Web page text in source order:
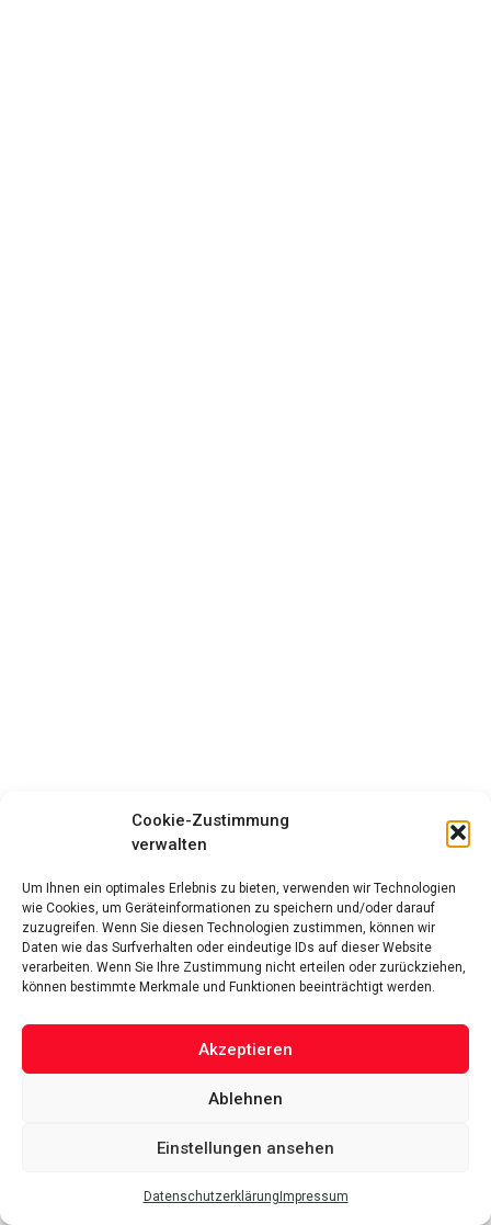
Cookie-Zustimmung
verwalten
Um Ihnen ein optimales Erlebnis zu bieten, verwenden wir Technologien
wie Cookies, um Geräteinformationen zu speichern und/oder darauf
zuzugreifen. Wenn Sie diesen Technologien zustimmen, können wir
Daten wie das Surfverhalten oder eindeutige IDs auf dieser Website
verarbeiten. Wenn Sie Ihre Zustimmung nicht erteilen oder zurückziehen,
können bestimmte Merkmale und Funktionen beeinträchtigt werden.
Akzeptieren
Ablehnen
Einstellungen ansehen
Datenschutzerklärung Impressum